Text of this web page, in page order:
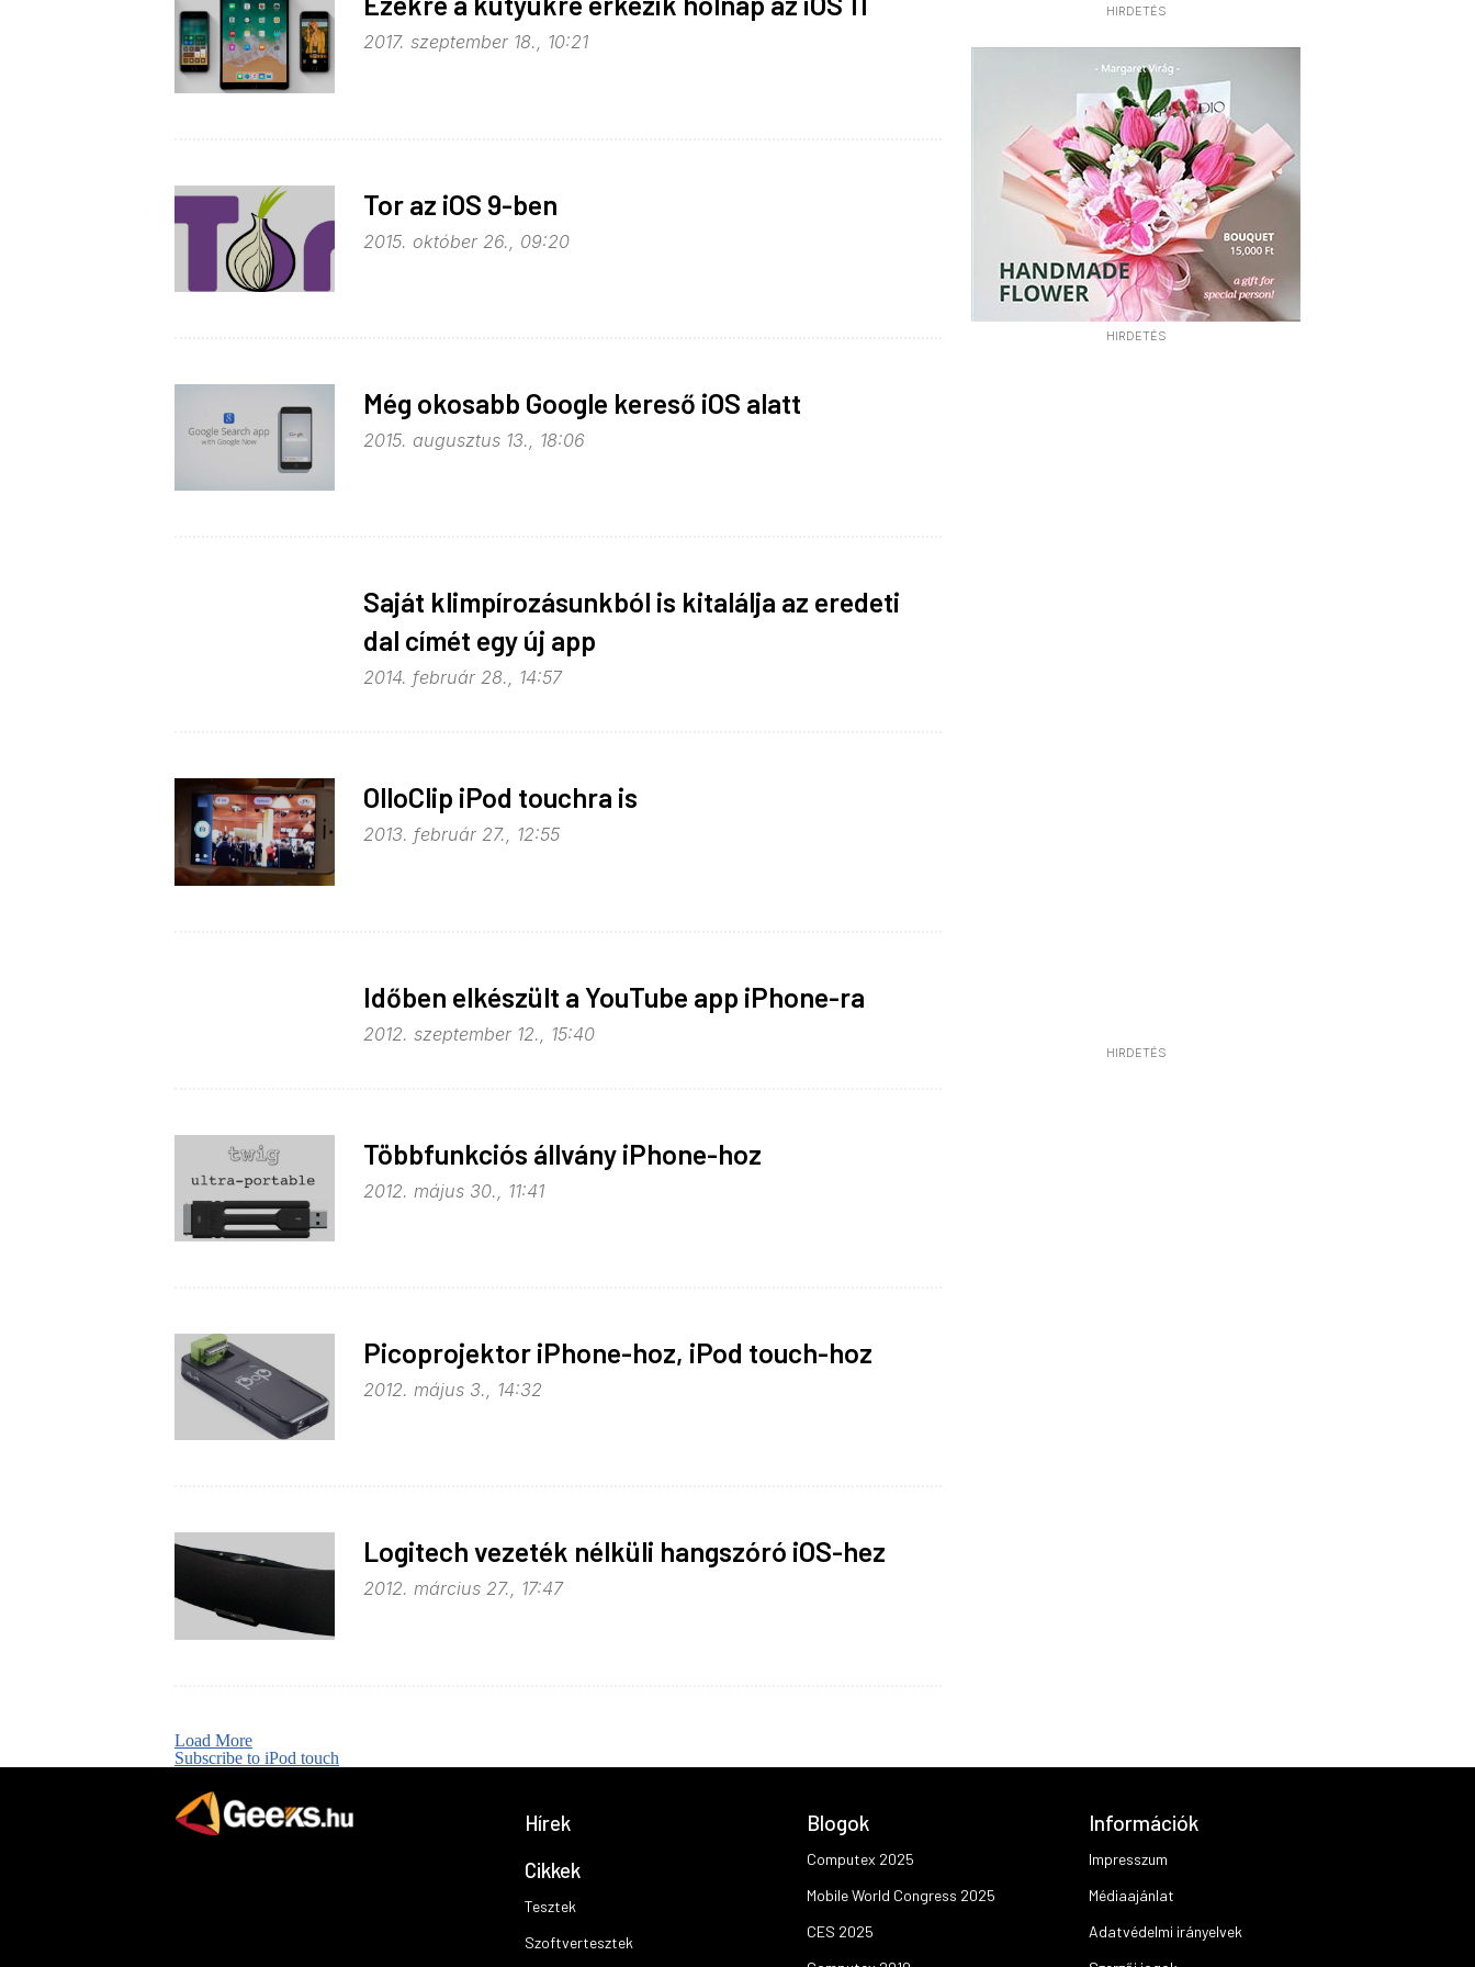
HIRDETÉS
HIRDETÉS
HIRDETÉS
2017. szeptember 18., 10:21
Tor az iOS 9-ben
2015. október 26., 09:20
Még okosabb Google kereső iOS alatt
2015. augusztus 13., 18:06
Saját klimpírozásunkból is kitalálja az eredeti
dal címét egy új app
2014. február 28., 14:57
OlloClip iPod touchra is
2013. február 27., 12:55
Időben elkészült a YouTube app iPhone-ra
2012. szeptember 12., 15:40
Többfunkciós állvány iPhone-hoz
2012. május 30., 11:41
Picoprojektor iPhone-hoz, iPod touch-hoz
2012. május 3., 14:32
Logitech vezeték nélküli hangszóró iOS-hez
2012. március 27., 17:47
Load More
Subscribe to iPod touch
Hírek
Cikkek
Tesztek
Szoftvertesztek
Blogok
Computex 2025
Mobile World Congress 2025
CES 2025
Információk
Impresszum
Médiaajánlat
Adatvédelmi irányelvek